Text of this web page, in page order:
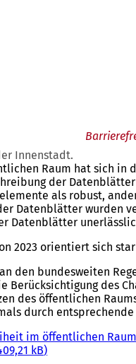
Innenstadt.
Raum hat sich in
der
als robust,
Datenblätter wurden
Datenblätter
2023 orientiert sich
bundesweiten
des
des öffentlichen
durch
im öffentlichen Raum
kB